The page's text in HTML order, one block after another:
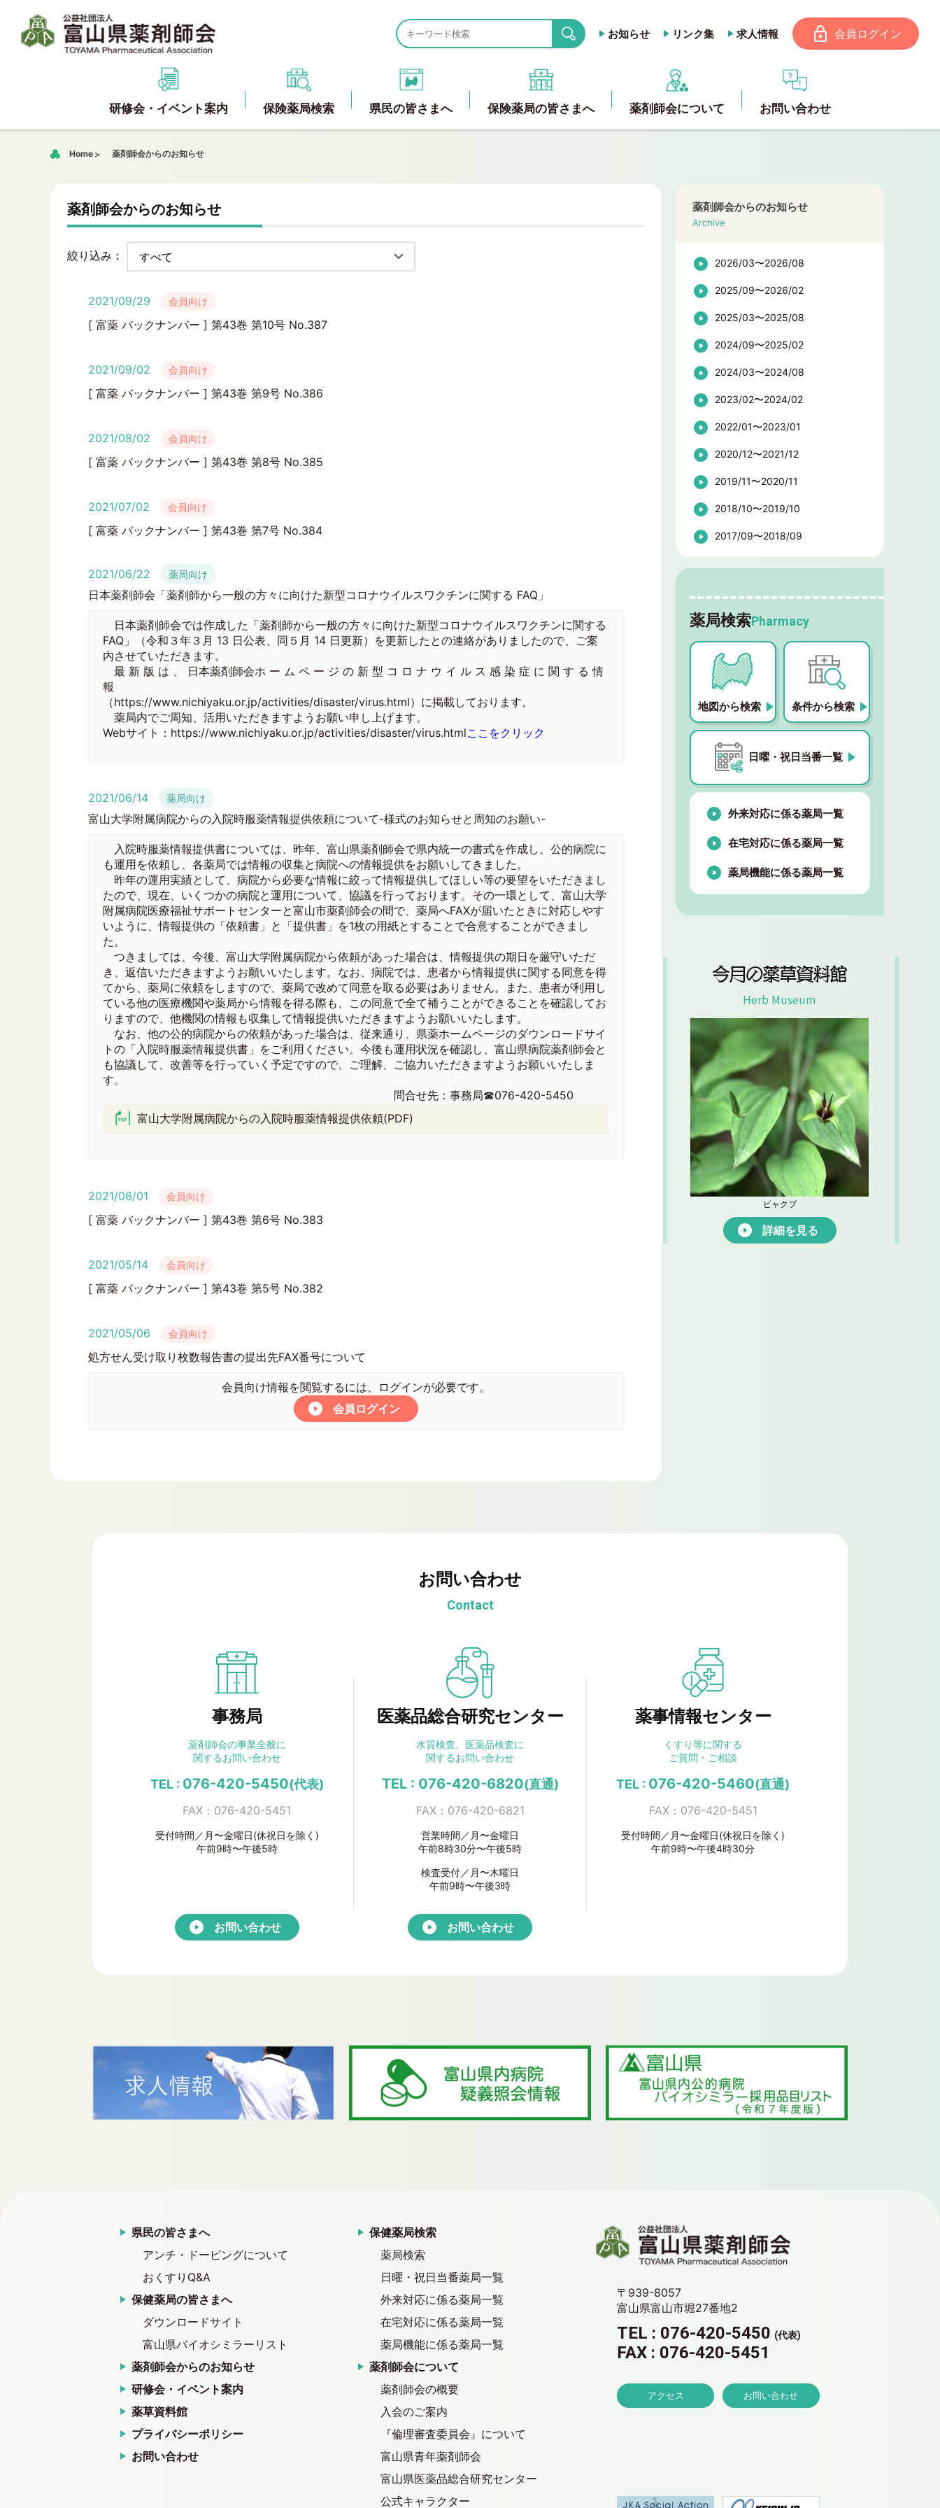
search お知らせ リンク集 求人情報 会員ログイン
研修会・イベント案内 保険薬局検索 県民の皆さまへ 保険薬局の皆さまへ 薬剤師会について お問い合わせ
Home 薬剤師会からのお知らせ
薬剤師会からのお知らせ
絞り込み：
2021/09/29 会員向け
[ 富薬 バックナンバー ] 第43巻 第10号 No.387
2021/09/02 会員向け
[ 富薬 バックナンバー ] 第43巻 第9号 No.386
2021/08/02 会員向け
[ 富薬 バックナンバー ] 第43巻 第8号 No.385
2021/07/02 会員向け
[ 富薬 バックナンバー ] 第43巻 第7号 No.384
2021/06/22 薬局向け
日本薬剤師会「薬剤師から一般の方々に向けた新型コロナウイルスワクチンに関する FAQ」
日本薬剤師会では作成した「薬剤師から一般の方々に向けた新型コロナウイルスワクチンに関する
FAQ」（令和３年３月 13 日公表、同５月 14 日更新）を更新したとの連絡がありましたので、ご案
内させていただきます。
最 新 版 は 、 日本薬剤師会ホ ー ム ペ ー ジ の 新 型 コ ロ ナ ウ イ ル ス 感 染 症 に 関 す る 情
報
（https://www.nichiyaku.or.jp/activities/disaster/virus.html）に掲載しております。
薬局内でご周知、活用いただきますようお願い申し上げます。
Webサイト：https://www.nichiyaku.or.jp/activities/disaster/virus.htmlここをクリック
2021/06/14 薬局向け
富山大学附属病院からの入院時服薬情報提供依頼について-様式のお知らせと周知のお願い-
入院時服薬情報提供書については、昨年、富山県薬剤師会で県内統一の書式を作成し、公的病院に
も運用を依頼し、各薬局では情報の収集と病院への情報提供をお願いしてきました。
昨年の運用実績として、病院から必要な情報に絞って情報提供してほしい等の要望をいただきまし
たので、現在、いくつかの病院と運用について、協議を行っております。その一環として、富山大学
附属病院医療福祉サポートセンターと富山市薬剤師会の間で、薬局へFAXが届いたときに対応しやす
いように、情報提供の「依頼書」と「提供書」を1枚の用紙とすることで合意することができまし
た。
つきましては、今後、富山大学附属病院から依頼があった場合は、情報提供の期日を厳守いただ
き、返信いただきますようお願いいたします。なお、病院では、患者から情報提供に関する同意を得
てから、薬局に依頼をしますので、薬局で改めて同意を取る必要はありません。また、患者が利用し
ている他の医療機関や薬局から情報を得る際も、この同意で全て補うことができることを確認してお
りますので、他機関の情報も収集して情報提供いただきますようお願いいたします。
なお、他の公的病院からの依頼があった場合は、従来通り、県薬ホームページのダウンロードサイ
トの「入院時服薬情報提供書」をご利用ください。今後も運用状況を確認し、富山県病院薬剤師会と
も協議して、改善等を行っていく予定ですので、ご理解、ご協力いただきますようお願いいたしま
す。
問合せ先：事務局☎076-420-5450
富山大学附属病院からの入院時服薬情報提供依頼(PDF)
2021/06/01 会員向け
[ 富薬 バックナンバー ] 第43巻 第6号 No.383
2021/05/14 会員向け
[ 富薬 バックナンバー ] 第43巻 第5号 No.382
2021/05/06 会員向け
処方せん受け取り枚数報告書の提出先FAX番号について
会員向け情報を閲覧するには、ログインが必要です。
会員ログイン
薬剤師会からのお知らせ
Archive
2026/03〜2026/08
2025/09〜2026/02
2025/03〜2025/08
2024/09〜2025/02
2024/03〜2024/08
2023/02〜2024/02
2022/01〜2023/01
2020/12〜2021/12
2019/11〜2020/11
2018/10〜2019/10
2017/09〜2018/09
薬局検索Pharmacy
地図から検索 条件から検索
日曜・祝日当番一覧
外来対応に係る薬局一覧
在宅対応に係る薬局一覧
薬局機能に係る薬局一覧
今月の薬草資料館
Herb Museum
ビャクブ
詳細を見る
お問い合わせ
Contact
事務局
薬剤師会の事業全般に
関するお問い合わせ
TEL : 076-420-5450(代表)
FAX：076-420-5451
受付時間／月〜金曜日(休祝日を除く)
午前9時〜午後5時
お問い合わせ
医薬品総合研究センター
水質検査、医薬品検査に
関するお問い合わせ
TEL : 076-420-6820(直通)
FAX：076-420-6821
営業時間／月〜金曜日
午前8時30分〜午後5時
検査受付／月〜木曜日
午前9時〜午後3時
お問い合わせ
薬事情報センター
くすり等に関する
ご質問・ご相談
TEL : 076-420-5460(直通)
FAX：076-420-5451
受付時間／月〜金曜日(休祝日を除く)
午前9時〜午後4時30分
県民の皆さまへ
アンチ・ドーピングについて
おくすりQ&A
保健薬局の皆さまへ
ダウンロードサイト
富山県バイオシミラーリスト
薬剤師会からのお知らせ
研修会・イベント案内
薬草資料館
プライバシーポリシー
お問い合わせ
保健薬局検索
薬局検索
日曜・祝日当番薬局一覧
外来対応に係る薬局一覧
在宅対応に係る薬局一覧
薬局機能に係る薬局一覧
薬剤師会について
薬剤師会の概要
入会のご案内
『倫理審査委員会』について
富山県青年薬剤師会
富山県医薬品総合研究センター
公式キャラクター
〒939-8057
富山県富山市堀27番地2
TEL : 076-420-5450 (代表)
FAX : 076-420-5451
アクセス お問い合わせ